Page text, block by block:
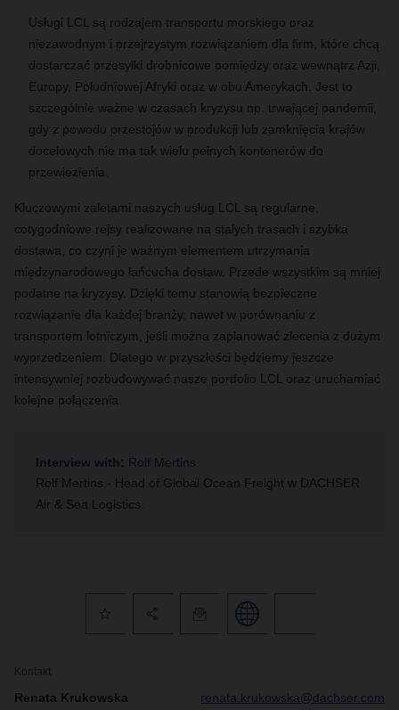
Usługi LCL są rodzajem transportu morskiego oraz
niezawodnym i przejrzystym rozwiązaniem dla firm, które chcą
dostarczać przesyłki drobnicowe pomiędzy oraz wewnątrz Azji,
Europy, Południowej Afryki oraz w obu Amerykach. Jest to
szczególnie ważne w czasach kryzysu np. trwającej pandemii,
gdy z powodu przestojów w produkcji lub zamknięcia krajów
docelowych nie ma tak wielu pełnych kontenerów do
przewiezienia.
Kluczowymi zaletami naszych usług LCL są regularne,
cotygodniowe rejsy realizowane na stałych trasach i szybka
dostawa, co czyni je ważnym elementem utrzymania
międzynarodowego łańcucha dostaw. Przede wszystkim są mniej
podatne na kryzysy. Dzięki temu stanowią bezpieczne
rozwiązanie dla każdej branży, nawet w porównaniu z
transportem lotniczym, jeśli można zaplanować zlecenia z dużym
wyprzedzeniem. Dlatego w przyszłości będziemy jeszcze
intensywniej rozbudowywać nasze portfolio LCL oraz uruchamiać
kolejne połączenia.
Interview with: Rolf Mertins
Rolf Mertins - Head of Global Ocean Freight w DACHSER
Air & Sea Logistics.
Kontakt
Renata Krukowska renata.krukowska@dachser.com